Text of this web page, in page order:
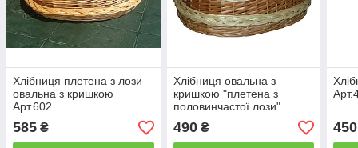
Хлібниця плетена з лози
овальна з кришкою
Арт.602
585 ₴
Хлібниця овальна з
кришкою "плетена з
половинчастої лози"
Арт.602н
490₴ 450